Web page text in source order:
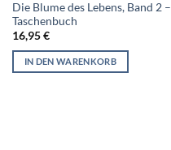
Die Blume des Lebens, Band 2 –
Taschenbuch
16,95€
IN DEN WARENKORB